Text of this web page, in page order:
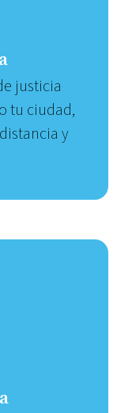
justicia
tu ciudad,
y